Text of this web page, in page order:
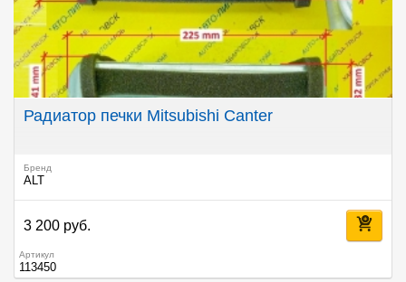
Радиатор печки Mitsubishi Canter
Бренд
ALT
3 200 руб.
Артикул
113450